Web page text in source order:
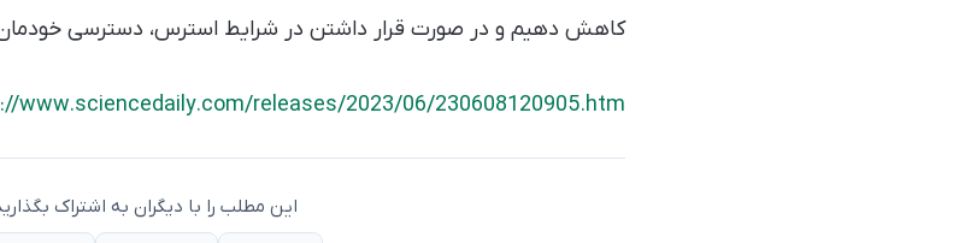
کاهش دهیم و در صورت قرار داشتن در شرایط استرس، دسترسی خودمان
www.sciencedaily.com/releases/2023/06/230608120905.htm
این مطلب را با دیگران به اشتراک